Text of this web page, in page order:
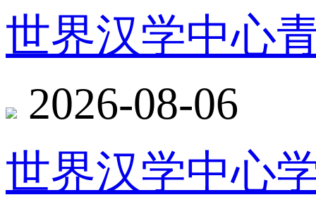
世界汉学中心
2026-08-06
世界汉学中心